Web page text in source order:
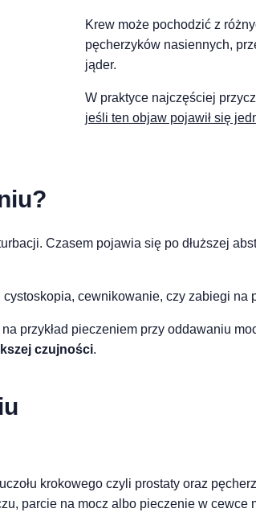
Krew może pochodzić z
pęcherzyków nasiennych,
jąder.
W praktyce najczęściej
jeśli ten objaw pojawił się
Czasem pojawia się po dłuższej
cewnikowanie, czy zabiegi na
przykład pieczeniem przy oddawaniu
czujności.
krokowego czyli prostaty oraz
parcie na mocz albo pieczenie w cewce